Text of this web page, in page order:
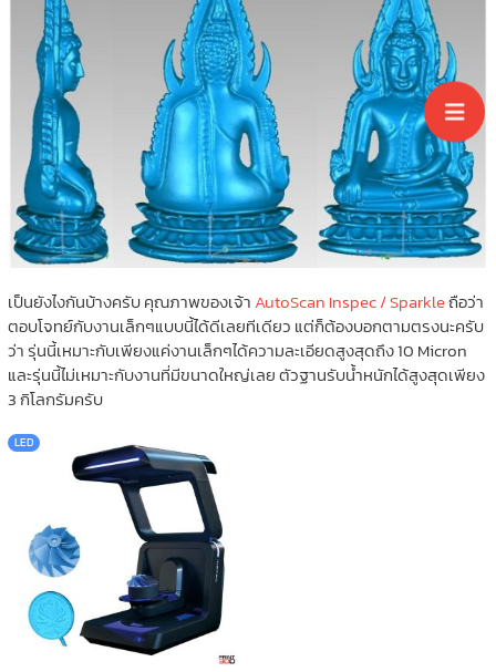
เป็นยังไงกันบ้างครับ คุณภาพของเจ้า AutoScan Inspec / Sparkleถือว่า
ตอบโจทย์กับงานเล็กๆแบบนี้ได้ดีเลยทีเดียว แต่ก็ต้องบอกตามตรงนะครับ
ว่า รุ่นนี้เหมาะกับเพียงแค่งานเล็กๆได้ความละเอียดสูงสุดถึง 10 Micron
และรุ่นนี้ไม่เหมาะกับงานที่มีขนาดใหญ่เลย ตัวฐานรับน้ำหนักได้สูงสุดเพียง
3 กิโลกรัมครับ
LED